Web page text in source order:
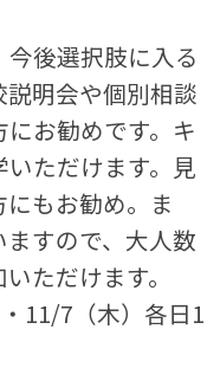
後選択肢に入る
明会や個別相談
お勧めです。キ
ただけます。見
もお勧め。ま
すので、大人数
ただけます。
11/7（木）各日1